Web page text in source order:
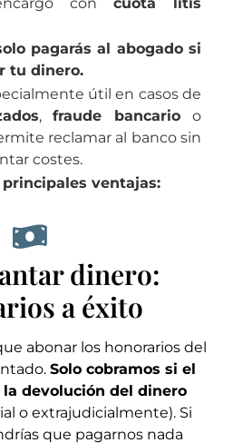
pagarás al abogado si
tu dinero.
útil en casos de
,fraude bancario o
reclamar al banco sin
costes.
ventajas:
dinero:
a éxito
abonar los honorarios del
Solo cobramos si el
devolución del dinero
o extrajudicialmente). Si
que pagarnos nada